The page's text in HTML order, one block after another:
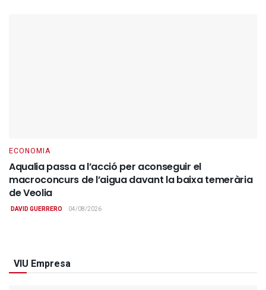
ECONOMIA
Aqualia passa a l’acció per aconseguir el
macroconcurs de l’aigua davant la baixa temerària
de Veolia
DAVID GUERRERO 04/08/2026
VIU Empresa